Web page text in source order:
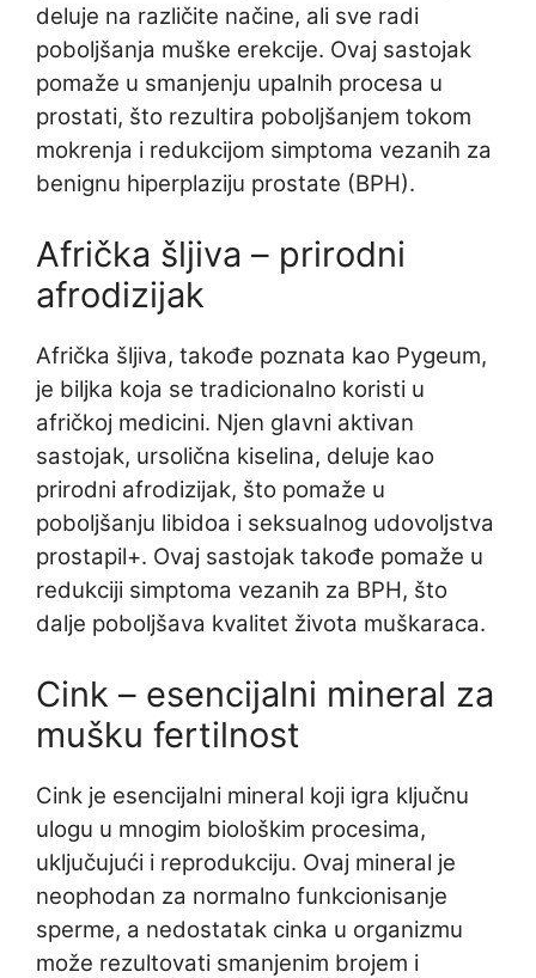
deluje na različite načine, ali sve radi
poboljšanja muške erekcije. Ovaj sastojak
pomaže u smanjenju upalnih procesa u
prostati, što rezultira poboljšanjem tokom
mokrenja i redukcijom simptoma vezanih za
benignu hiperplaziju prostate (BPH).
Afrička šljiva – prirodni
afrodizijak
Afrička šljiva, takođe poznata kao Pygeum,
je biljka koja se tradicionalno koristi u
afričkoj medicini. Njen glavni aktivan
sastojak, ursolična kiselina, deluje kao
prirodni afrodizijak, što pomaže u
poboljšanju libidoa i seksualnog udovoljstva
prostapil+. Ovaj sastojak takođe pomaže u
redukciji simptoma vezanih za BPH, što
dalje poboljšava kvalitet života muškaraca.
Cink – esencijalni mineral za
mušku fertilnost
Cink je esencijalni mineral koji igra ključnu
ulogu u mnogim biološkim procesima,
uključujući i reprodukciju. Ovaj mineral je
neophodan za normalno funkcionisanje
sperme, a nedostatak cinka u organizmu
može rezultovati smanjenim brojem i